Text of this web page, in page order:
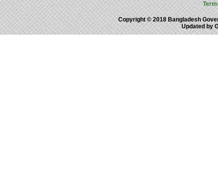
Copyright © 2018 Bangladesh
Updated by